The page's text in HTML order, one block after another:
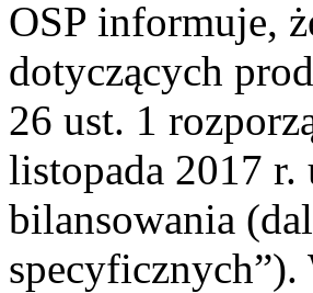
OSP informuje,
dotyczących
26 ust. 1
listopada 2017 r.
bilansowania
specyficznych”).